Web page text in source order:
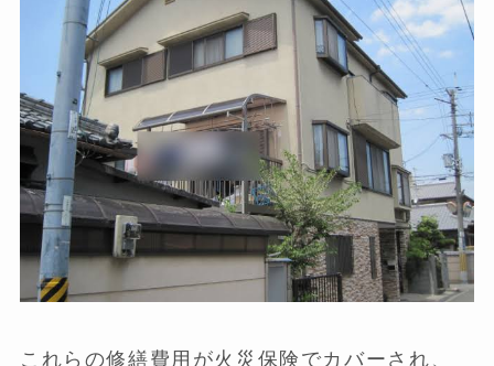
これらの修繕費用が火災保険でカバーされ、